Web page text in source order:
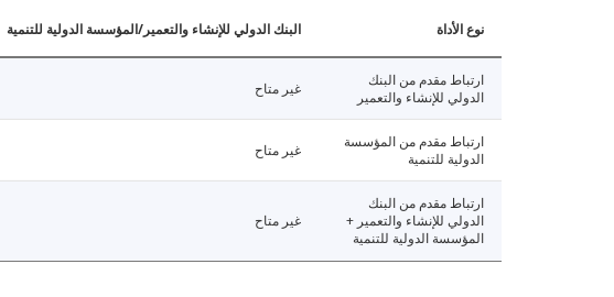
نوع الأداة البنك الدولي للإنشاء والتعمير/المؤسسة الدولية للتنمية
ارتباط مقدم من البنك
الدولي للإنشاء والتعمير
غير متاح
ارتباط مقدم من المؤسسة
الدولية للتنمية
غير متاح
ارتباط مقدم من البنك
الدولي للإنشاء والتعمير +
المؤسسة الدولية للتنمية
غير متاح